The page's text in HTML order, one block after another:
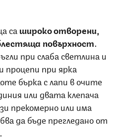
са широко отворени,
повърхност.
при слаба светлина и
процепи при ярка
бърка с лапи в очите
или двата клепача
прекомерно или има
да бъде прегледано от